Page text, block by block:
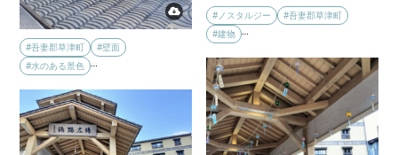
#ノスタルジー
#吾妻郡草津町
#建物
#吾妻郡草津町
#壁面
#水のある景色